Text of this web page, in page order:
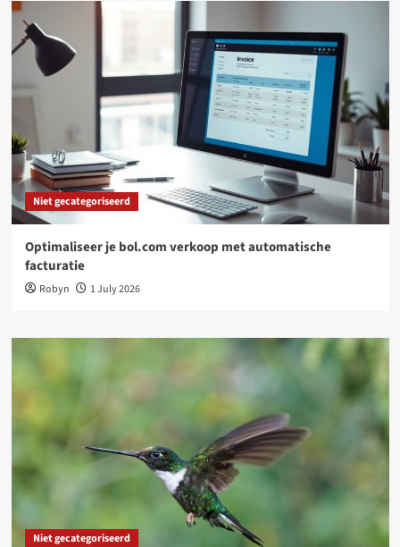
Niet gecategoriseerd
Optimaliseer je bol.com verkoop met automatische
facturatie
Robyn 1 July 2026
Niet gecategoriseerd